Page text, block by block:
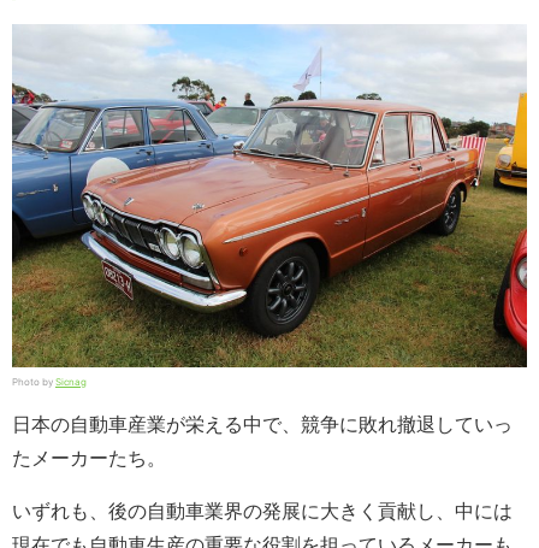
Photo by Sicnag
日本の自動車産業が栄える中で、競争に敗れ撤退していっ
たメーカーたち。
いずれも、後の自動車業界の発展に大きく貢献し、中には